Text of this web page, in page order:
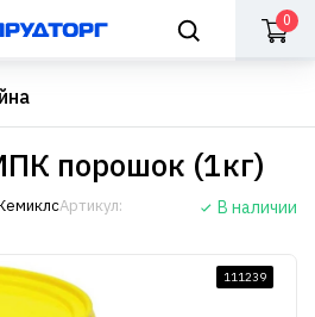
0
порошок (1кг)
Артикул: В наличии
111239